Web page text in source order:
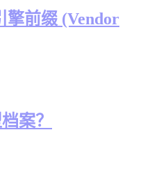
擎前缀 (Vendor
案？